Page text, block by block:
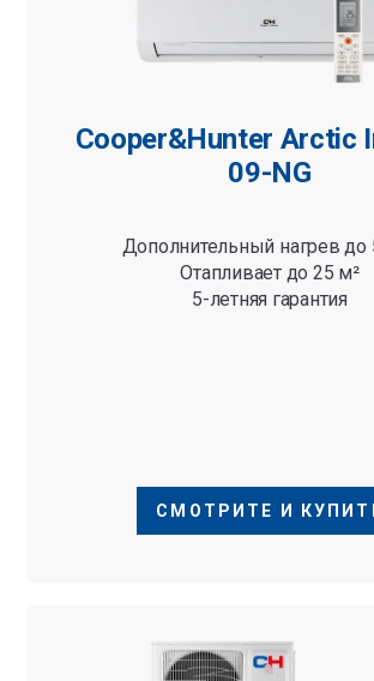
Cooper&Hunter Arctic
09-NG
Дополнительный нагрев до
Отапливает до 25 м²
5-летняя гарантия
СМОТРИТЕ И